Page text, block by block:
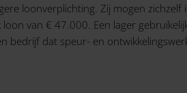
loonverplichting. Zij mogen
van € 47.000. Een lager
bedrijf dat speur- en